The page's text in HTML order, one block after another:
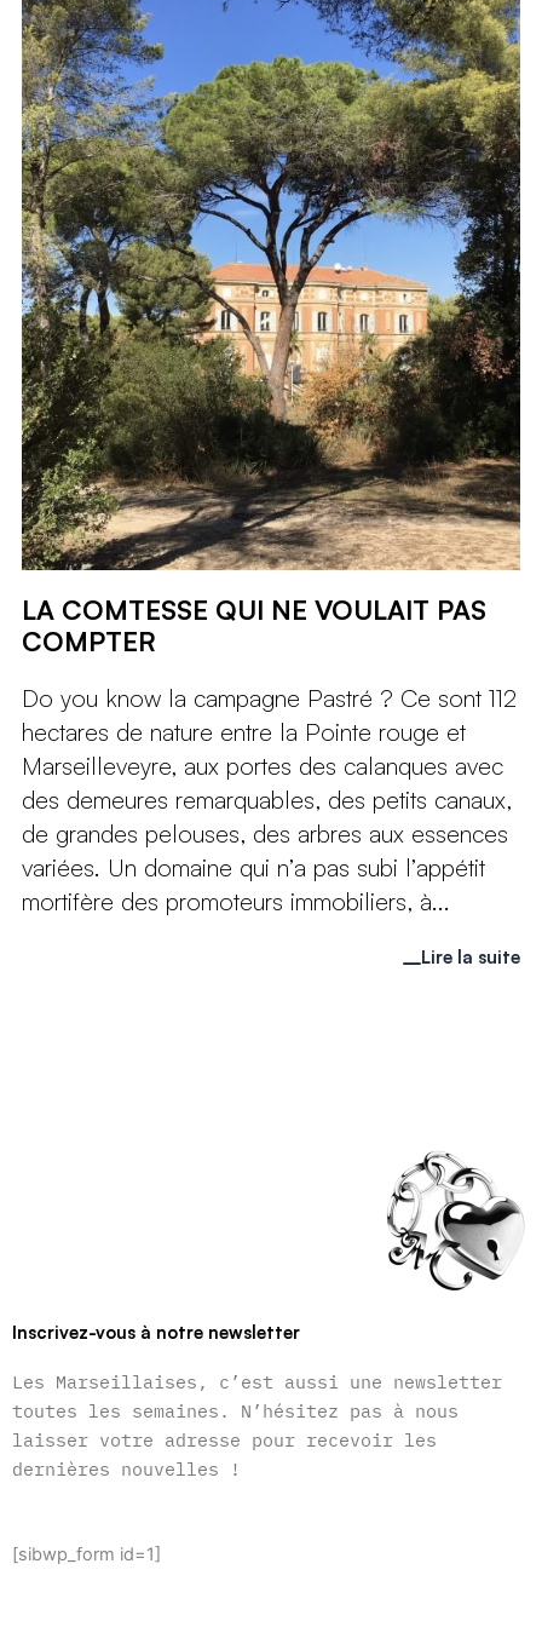
LA COMTESSE QUI NE VOULAIT PAS
COMPTER
Do you know la campagne Pastré ? Ce sont 112
hectares de nature entre la Pointe rouge et
Marseilleveyre, aux portes des calanques avec
des demeures remarquables, des petits canaux,
de grandes pelouses, des arbres aux essences
variées. Un domaine qui n’a pas subi l’appétit
mortifère des promoteurs immobiliers, à...
Lire la suite
Inscrivez-vous à notre newsletter
Les Marseillaises, c’est aussi une newsletter
toutes les semaines. N’hésitez pas à nous
laisser votre adresse pour recevoir les
dernières nouvelles !
[sibwp_form id=1]